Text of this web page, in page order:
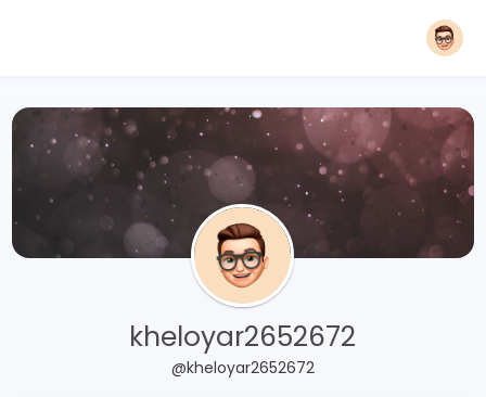
kheloyar2652672
@kheloyar2652672